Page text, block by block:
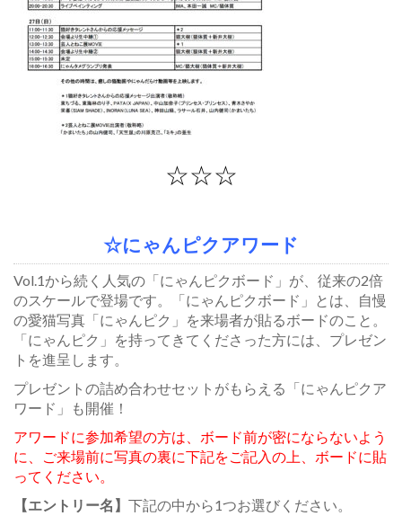
☆☆☆
☆にゃんピクアワード
Vol.1から続く人気の「にゃんピクボード」が、従来の2倍
のスケールで登場です。「にゃんピクボード」とは、自慢
の愛猫写真「にゃんピク」を来場者が貼るボードのこと。
「にゃんピク」を持ってきてくださった方には、プレゼン
トを進呈します。
プレゼントの詰め合わせセットがもらえる「にゃんピクア
ワード」も開催！
アワードに参加希望の方は、ボード前が密にならないよう
に、ご来場前に写真の裏に下記をご記入の上、ボードに貼
ってください。
【エントリー名】 下記の中から1つお選びください。